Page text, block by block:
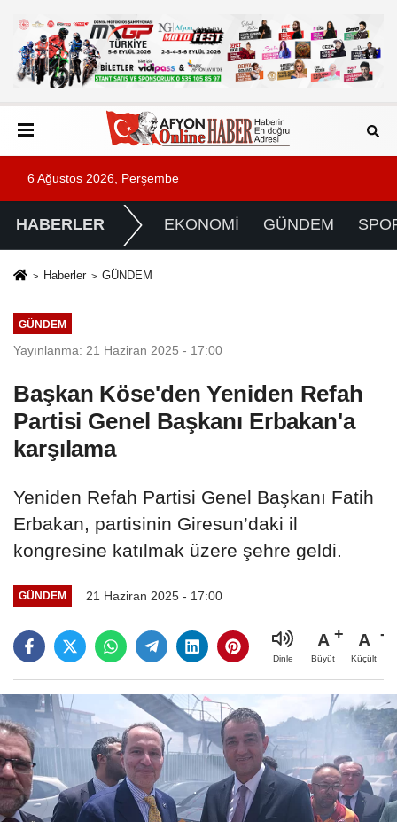
6 Ağustos 2026, Perşembe
HABERLER EKONOMİ GÜNDEM
Haberler GÜNDEM
GÜNDEM
Yayınlanma: 21 Haziran 2025 - 17:00
Başkan Köse'den Yeniden Refah
Partisi Genel Başkanı Erbakan'a
karşılama
Yeniden Refah Partisi Genel Başkanı Fatih
Erbakan, partisinin Giresun’daki il
kongresine katılmak üzere şehre geldi.
GÜNDEM 21 Haziran 2025 - 17:00
Dinle
A
Büyüt
A
Küçült